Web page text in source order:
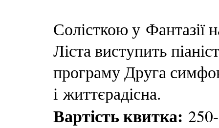
Солісткою у Фантазії
Ліста виступить
програму Друга
і життєрадісна.
Вартість квитка: